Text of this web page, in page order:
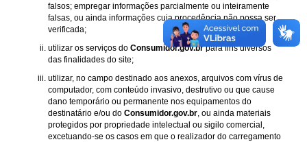
falsos; empregar informações parcialmente ou inteiramente
falsas, ou ainda informações cuja procedência não possa ser
verificada;
utilizar os serviços do Consumidor.gov.brpara fins diversos
das finalidades do site;
utilizar, no campo destinado aos anexos, arquivos com vírus de
computador, com conteúdo invasivo, destrutivo ou que cause
dano temporário ou permanente nos equipamentos do
destinatário e/ou do Consumidor.gov.br , ou ainda materiais
protegidos por propriedade intelectual ou sigilo comercial,
excetuando-se os casos em que o realizador do carregamento